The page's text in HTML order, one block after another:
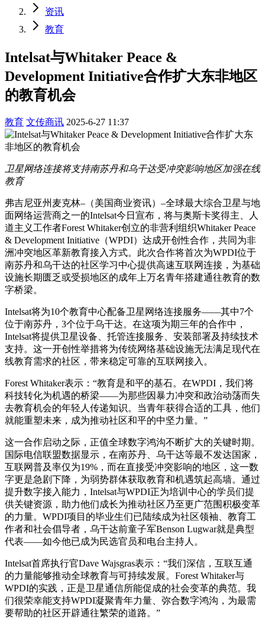
资讯
教育
Intelsat与Whitaker Peace &
Development Initiative合作扩大东非地区
的教育机会
教育 文传商讯 2025-6-27 11:37
卫星网络连接将支持南苏丹和乌干达受冲突影响地区加强在线
教育
弗吉尼亚州麦克林–（美国商业资讯）–全球最大综合卫星与地
面网络运营商之一的Intelsat今日宣布，将与奥斯卡奖得主、人
道主义工作者Forest Whitaker创立的非营利组织Whitaker Peace
& Development Initiative（WPDI）达成开创性合作，共同为非
洲冲突地区革新教育接入方式。此次合作将首次为WPDI位于
南苏丹和乌干达的社区学习中心提供高速互联网连接，为基础
设施长期匮乏或受损地区的成年上万名青年搭建通往教育的数
字桥梁。
Intelsat将为10个教育中心配备卫星网络连接服务——其中7个
位于南苏丹，3个位于乌干达。在这项为期三年的合作中，
Intelsat将提供卫星设备、托管连接服务、安装部署及持续技术
支持。这一开创性举措将为传统网络基础设施无法满足现代在
线教育需求的社区，带来稳定可靠的互联网接入。
Forest Whitaker表示：“教育是和平的基石。在WPDI，我们将
科技转化为机遇的桥梁——为那些因暴力冲突和政治动荡而失
去教育机会的年轻人传递知识。当青年获得合适的工具，他们
就能重塑未来，成为推动社区和平的中坚力量。”
这一合作启动之际，正值全球数字鸿沟不断扩大的关键时期。
国际电信联盟数据显示，在南苏丹、乌干达等最不发达国家，
互联网普及率仅为19%，而在直接受冲突影响的地区，这一数
字更是急剧下降，为弱势群体获取教育和机遇筑起高墙。通过
提升数字接入能力，Intelsat与WPDI正为培训中心的学员们提
供关键资源，助力他们成长为推动社区乃至更广范围积极变革
的力量。WPDI项目的毕业生们已陆续成为社区领袖、教育工
作者和社会倡导者，乌干达前童子军Benson Lugwar就是典型
代表——如今他已成为民选官员和电台主持人。
Intelsat首席执行官Dave Wajsgras表示：“我们深信，互联互通
的力量能够推动全球教育与可持续发展。Forest Whitaker与
WPDI的实践，正是卫星通信所能促成的社会变革的典范。我
们很荣幸能支持WPDI凝聚青年力量、弥合数字鸿沟，为最需
要帮助的社区开辟通往繁荣的道路。”